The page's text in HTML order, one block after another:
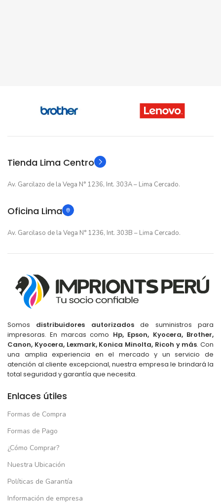
Tienda Lima Centro
Av. Garcilazo de la Vega N° 1236, Int. 303A – Lima Cercado.
Oficina Lima
Av. Garcilaso de la Vega N° 1236, Int. 303B – Lima Cercado.
Somos distribuidores autorizadosde suministros para
impresoras. En marcas como Hp, Epson, Kyocera, Brother,
Canon, Kyocera, Lexmark, Konica Minolta, Ricoh y más. Con
una amplia experiencia en el mercado y un servicio de
atención al cliente excepcional, nuestra empresa le brindará la
total seguridad y garantía que necesita.
Enlaces útiles
Formas de Compra
Formas de Pago
¿Cómo Comprar?
Nuestra Ubicación
Políticas de Garantía
Información de empresa